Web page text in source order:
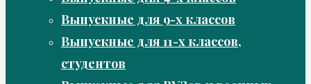
Выпускные для 9-х классов
Выпускные для 11-х классов,
студентов